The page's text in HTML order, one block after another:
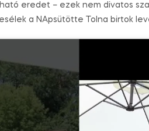
eredet – ezek nem divatos
a NApsütötte Tolna birtok